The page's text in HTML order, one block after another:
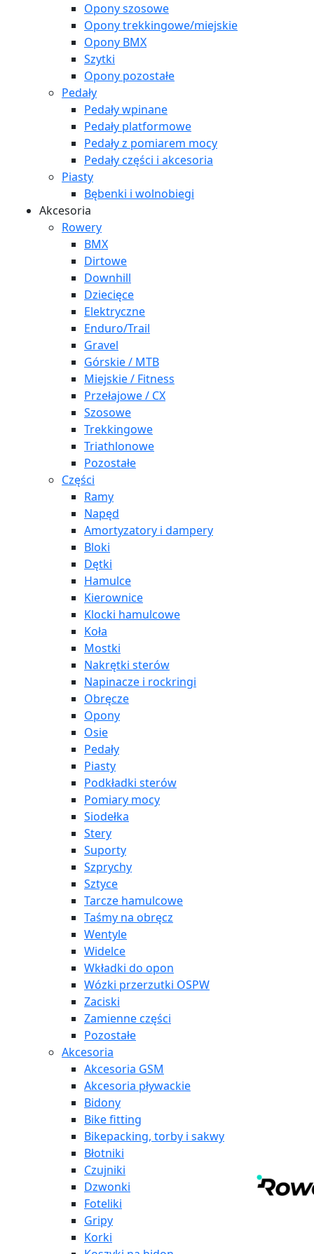
Opony szosowe
Opony trekkingowe/miejskie
Opony BMX
Szytki
Opony pozostałe
Pedały
Pedały wpinane
Pedały platformowe
Pedały z pomiarem mocy
Pedały części i akcesoria
Piasty
Bębenki i wolnobiegi
Akcesoria
Rowery
BMX
Dirtowe
Downhill
Dziecięce
Elektryczne
Enduro/Trail
Gravel
Górskie / MTB
Miejskie / Fitness
Przełajowe / CX
Szosowe
Trekkingowe
Triathlonowe
Pozostałe
Części
Ramy
Napęd
Amortyzatory i dampery
Bloki
Dętki
Hamulce
Kierownice
Klocki hamulcowe
Koła
Mostki
Nakrętki sterów
Napinacze i rockringi
Obręcze
Opony
Osie
Pedały
Piasty
Podkładki sterów
Pomiary mocy
Siodełka
Stery
Suporty
Szprychy
Sztyce
Tarcze hamulcowe
Taśmy na obręcz
Wentyle
Widelce
Wkładki do opon
Wózki przerzutki OSPW
Zaciski
Zamienne części
Pozostałe
Akcesoria
Akcesoria GSM
Akcesoria pływackie
Bidony
Bike fitting
Bikepacking, torby i sakwy
Błotniki
Czujniki
Dzwonki
Foteliki
Gripy
Korki